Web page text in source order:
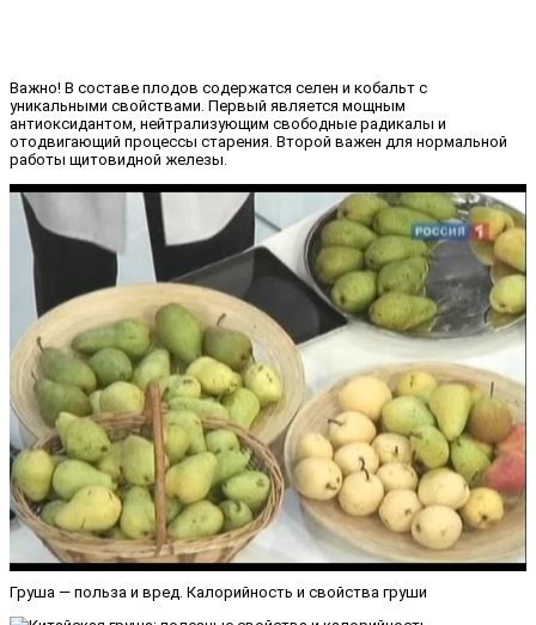
Важно! В составе плодов содержатся селен и кобальт с
уникальными свойствами. Первый является мощным
антиоксидантом, нейтрализующим свободные радикалы и
отодвигающий процессы старения. Второй важен для нормальной
работы щитовидной железы.
Груша — польза и вред. Калорийность и свойства груши